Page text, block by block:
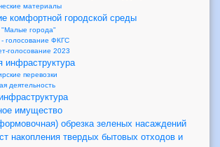
материалы
комфортной городской среды
"Малые города"
голосование ФКГС
голосование 2023
инфраструктура
перевозки
деятельность
имущество
обрезка зеленых насаждений
накопления твердых бытовых отходов и